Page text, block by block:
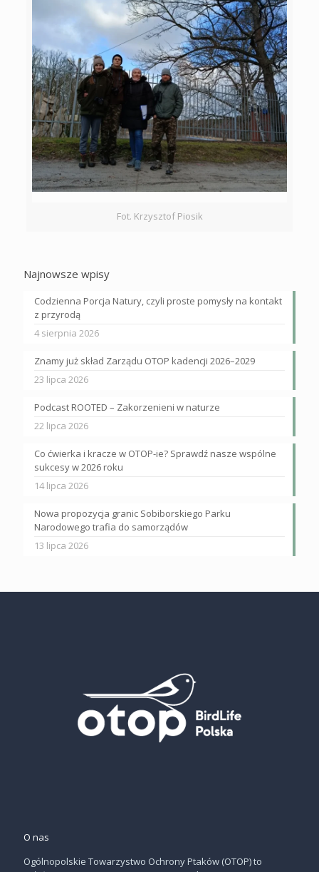
Fot. Krzysztof Piosik
Najnowsze wpisy
Codzienna Porcja Natury, czyli proste pomysły na kontakt
z przyrodą
4 sierpnia 2026
Znamy już skład Zarządu OTOP kadencji 2026–2029
23 lipca 2026
Podcast ROOTED – Zakorzenieni w naturze
22 lipca 2026
Co ćwierka i kracze w OTOP-ie? Sprawdź nasze wspólne
sukcesy w 2026 roku
14 lipca 2026
Nowa propozycja granic Sobiborskiego Parku
Narodowego trafia do samorządów
13 lipca 2026
O nas
Ogólnopolskie Towarzystwo Ochrony Ptaków (OTOP) to